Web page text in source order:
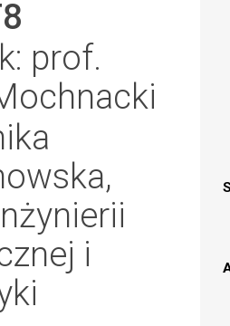
prof.
i